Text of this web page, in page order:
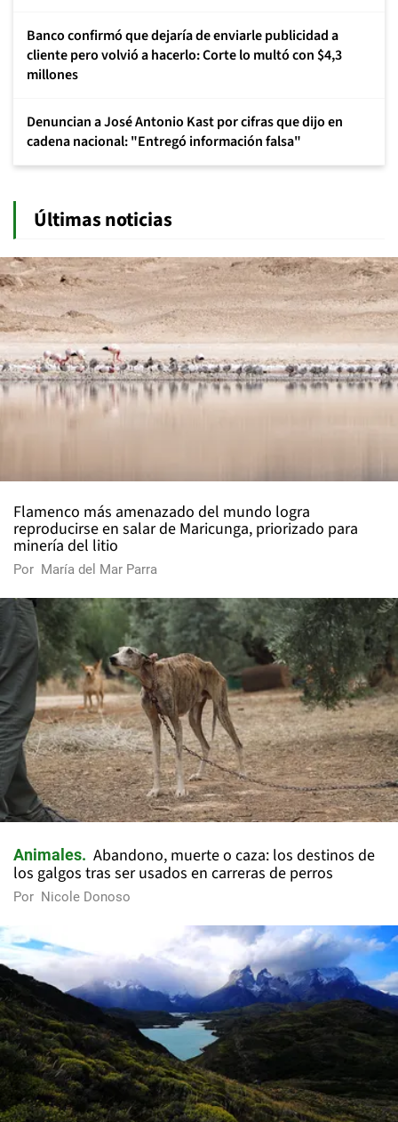
Banco confirmó que dejaría de enviarle publicidad a
cliente pero volvió a hacerlo: Corte lo multó con $4,3
millones
Denuncian a José Antonio Kast por cifras que dijo en
cadena nacional: "Entregó información falsa"
Últimas noticias
Flamenco más amenazado del mundo logra
reproducirse en salar de Maricunga, priorizado para
minería del litio
Por María del Mar Parra
Animales
Abandono, muerte o caza: los destinos de
los galgos tras ser usados en carreras de perros
Por Nicole Donoso